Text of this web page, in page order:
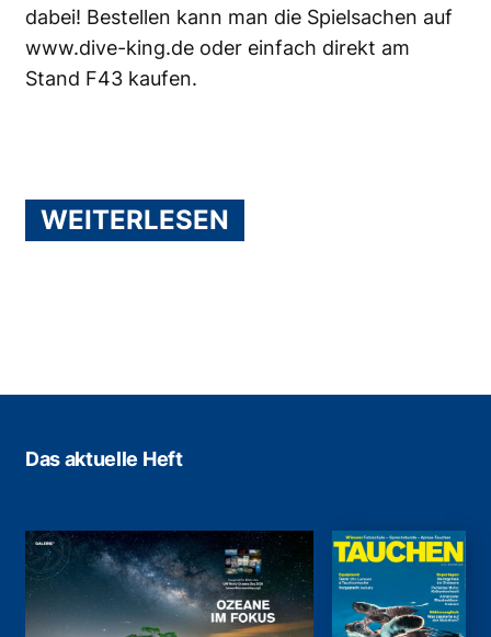
dabei! Bestellen kann man die Spielsachen auf
www.dive-king.de oder einfach direkt am
Stand F43 kaufen.
WEITERLESEN
Das aktuelle Heft